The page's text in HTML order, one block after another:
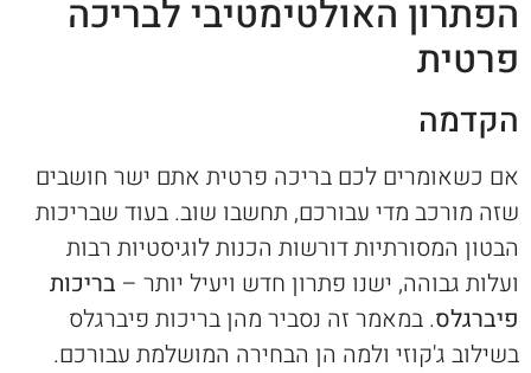
הפתרון האולטימטיבי לבריכה
פרטית
הקדמה
אם כשאומרים לכם בריכה פרטית אתם ישר חושבים
שזה מורכב מדי עבורכם, תחשבו שוב. בעוד שבריכות
הבטון המסורתיות דורשות הכנות לוגיסטיות רבות
ועלות גבוהה, ישנו פתרון חדש ויעיל יותר – בריכות
פיברגלס. במאמר זה נסביר מהן בריכות פיברגלס
בשילוב ג'קוזי ולמה הן הבחירה המושלמת עבורכם.